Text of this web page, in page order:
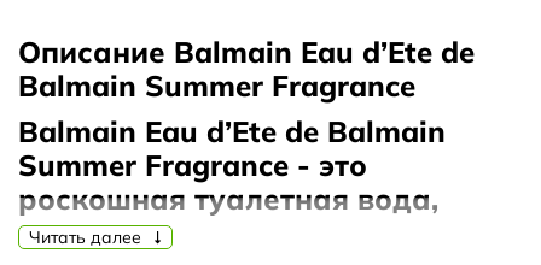
Описание Balmain Eau d’Ete de
Balmain Summer Fragrance
Balmain Eau d’Ete de Balmain
Summer Fragrance - это
роскошная туалетная вода,
созданная для настоящих
Читать далее